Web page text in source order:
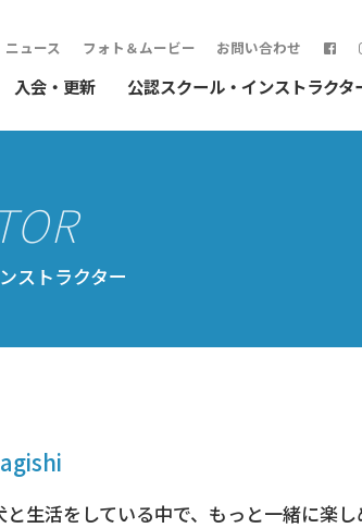
入会・更新 公認スクール・インストラクタ
ニュース フォト＆ムービー お問い合わせ
ストラクター
生活をしている中で、もっと一緒に楽